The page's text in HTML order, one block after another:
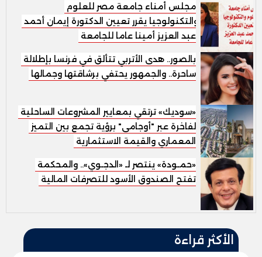
مجلس أمناء جامعة مصر للعلوم
والتكنولوجيا يقرر تعيين الدكتورة إيمان أحمد
عبد العزيز أمينا عاما للجامعة
بالصور.. هدى الأتربي تتألق في فرنسا بإطلالة
ساحرة.. والجمهور يحتفي برشاقتها وجمالها
«سوديك» ترتقي بمعايير المشروعات الساحلية
الفاخرة عبر "أوجامى" برؤية تجمع بين التميز
المعماري والقيمة الاستثمارية
«حمـودة» ينتصر لـ «الدجـوي».. والمحكمة
تفتح الصندوق الأسود للتصرفات المالية
الأكثر قراءة